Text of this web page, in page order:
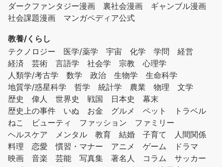
ダークファンタジー漫画
裏社会漫画
ギャンブル漫画
社会課題漫画
マンガペディア公式
教養/くらし
テクノロジー
医学/薬学 宇宙 化学 学問
経営
経済
芸術 言語学 社会学 宗教
心理学
人類学/考古学
数学 政治 生物学
生命科学
地質学/惑星科学
哲学 統計学 農業 物理
文学
歴史
偉人 世界史 戦国 日本史
幕末
歴史上の事件
いぬ お金 グルメ ペット
トラベル
ねこ
ビューティ ファッション
ファミリー
ヘルスケア
メンタル 教育 結婚 子育て
人間関係
料理
恋愛 慣習・マナー アニメ ゲーム
ドラマ
映画
音楽 芸能 写真集 著名人 コラム
サッカー